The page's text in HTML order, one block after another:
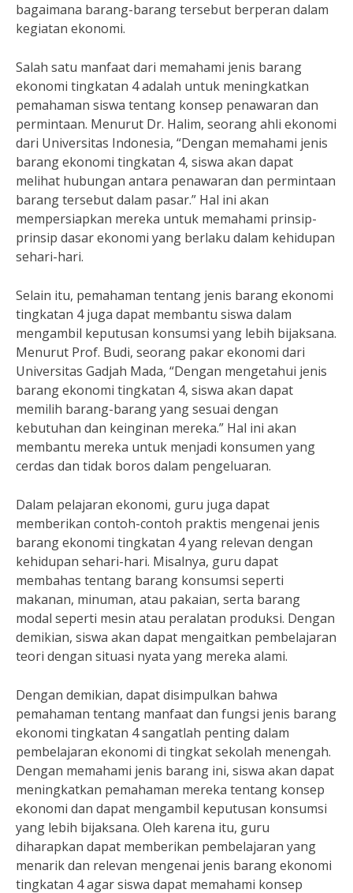
bagaimana barang-barang tersebut berperan dalam
kegiatan ekonomi.
Salah satu manfaat dari memahami jenis barang
ekonomi tingkatan 4 adalah untuk meningkatkan
pemahaman siswa tentang konsep penawaran dan
permintaan. Menurut Dr. Halim, seorang ahli ekonomi
dari Universitas Indonesia, “Dengan memahami jenis
barang ekonomi tingkatan 4, siswa akan dapat
melihat hubungan antara penawaran dan permintaan
barang tersebut dalam pasar.” Hal ini akan
mempersiapkan mereka untuk memahami prinsip-
prinsip dasar ekonomi yang berlaku dalam kehidupan
sehari-hari.
Selain itu, pemahaman tentang jenis barang ekonomi
tingkatan 4 juga dapat membantu siswa dalam
mengambil keputusan konsumsi yang lebih bijaksana.
Menurut Prof. Budi, seorang pakar ekonomi dari
Universitas Gadjah Mada, “Dengan mengetahui jenis
barang ekonomi tingkatan 4, siswa akan dapat
memilih barang-barang yang sesuai dengan
kebutuhan dan keinginan mereka.” Hal ini akan
membantu mereka untuk menjadi konsumen yang
cerdas dan tidak boros dalam pengeluaran.
Dalam pelajaran ekonomi, guru juga dapat
memberikan contoh-contoh praktis mengenai jenis
barang ekonomi tingkatan 4 yang relevan dengan
kehidupan sehari-hari. Misalnya, guru dapat
membahas tentang barang konsumsi seperti
makanan, minuman, atau pakaian, serta barang
modal seperti mesin atau peralatan produksi. Dengan
demikian, siswa akan dapat mengaitkan pembelajaran
teori dengan situasi nyata yang mereka alami.
Dengan demikian, dapat disimpulkan bahwa
pemahaman tentang manfaat dan fungsi jenis barang
ekonomi tingkatan 4 sangatlah penting dalam
pembelajaran ekonomi di tingkat sekolah menengah.
Dengan memahami jenis barang ini, siswa akan dapat
meningkatkan pemahaman mereka tentang konsep
ekonomi dan dapat mengambil keputusan konsumsi
yang lebih bijaksana. Oleh karena itu, guru
diharapkan dapat memberikan pembelajaran yang
menarik dan relevan mengenai jenis barang ekonomi
tingkatan 4 agar siswa dapat memahami konsep